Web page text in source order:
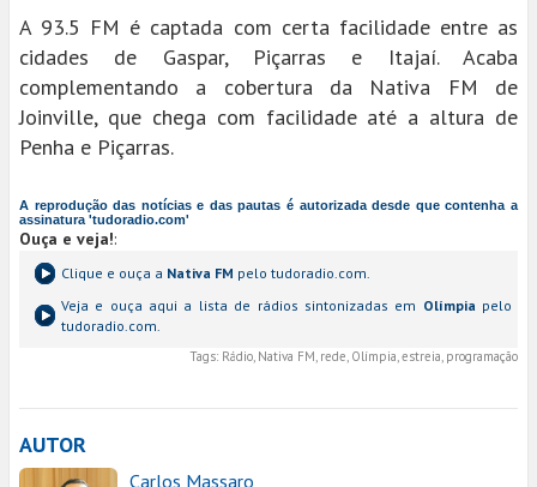
A 93.5 FM é captada com certa facilidade entre as
cidades de Gaspar, Piçarras e Itajaí. Acaba
complementando a cobertura da Nativa FM de
Joinville, que chega com facilidade até a altura de
Penha e Piçarras.
A reprodução das notícias e das pautas é autorizada desde que contenha a
assinatura 'tudoradio.com'
Ouça e veja!:
Clique e ouça a Nativa FM pelo tudoradio.com.
Veja e ouça aqui a lista de rádios sintonizadas em Olímpia pelo
tudoradio.com.
Tags: Rádio, Nativa FM, rede, Olímpia, estreia, programação
AUTOR
Carlos Massaro